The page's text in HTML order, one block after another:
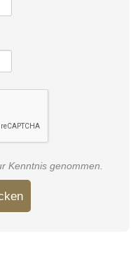
Kenntnis genommen.